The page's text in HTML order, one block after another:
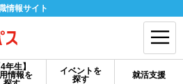
情報サイト
4年生】
情報を
イベントを
探す
就活支援